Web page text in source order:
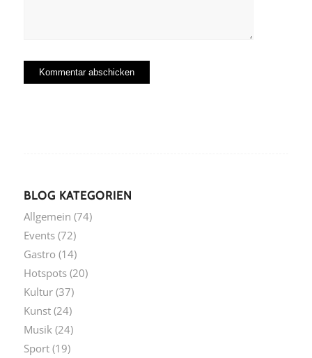
BLOG KATEGORIEN
Allgemein (74)
Events(72)
Gastro (14)
Hotspots(20)
Kultur(37)
Kunst(24)
Musik (24)
Sport(19)